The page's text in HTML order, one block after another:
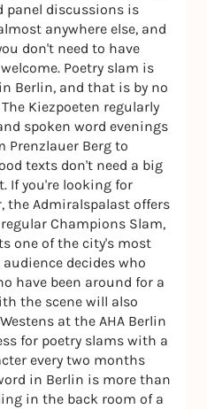
panel discussions is
anywhere else, and
don't need to have
Poetry slam is
Berlin, and that is by no
Kiezpoeten regularly
spoken word evenings
Prenzlauer Berg to
texts don't need a big
If you're looking for
the Admiralspalast offers
Champions Slam,
one of the city's most
decides who
have been around for a
the scene will also
at the AHA Berlin
for poetry slams with a
every two months
in Berlin is more than
in the back room of a